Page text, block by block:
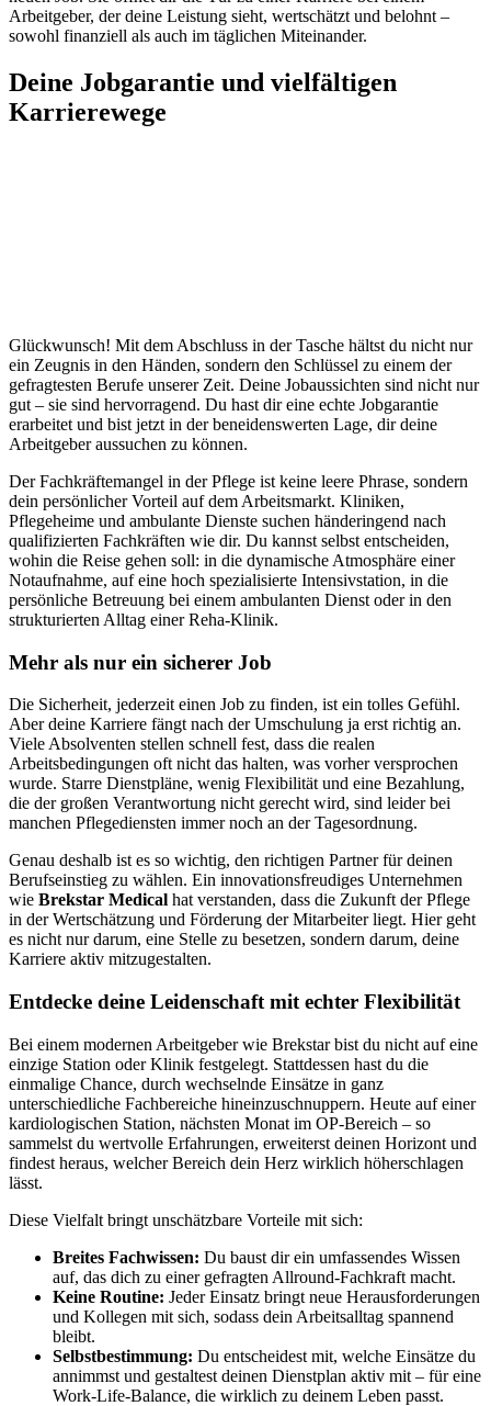
Arbeitgeber, der deine Leistung sieht, wertschätzt und belohnt –
sowohl finanziell als auch im täglichen Miteinander.
Deine Jobgarantie und vielfältigen
Karrierewege
Glückwunsch! Mit dem Abschluss in der Tasche hältst du nicht nur
ein Zeugnis in den Händen, sondern den Schlüssel zu einem der
gefragtesten Berufe unserer Zeit. Deine Jobaussichten sind nicht nur
gut – sie sind hervorragend. Du hast dir eine echte Jobgarantie
erarbeitet und bist jetzt in der beneidenswerten Lage, dir deine
Arbeitgeber aussuchen zu können.
Der Fachkräftemangel in der Pflege ist keine leere Phrase, sondern
dein persönlicher Vorteil auf dem Arbeitsmarkt. Kliniken,
Pflegeheime und ambulante Dienste suchen händeringend nach
qualifizierten Fachkräften wie dir. Du kannst selbst entscheiden,
wohin die Reise gehen soll: in die dynamische Atmosphäre einer
Notaufnahme, auf eine hoch spezialisierte Intensivstation, in die
persönliche Betreuung bei einem ambulanten Dienst oder in den
strukturierten Alltag einer Reha-Klinik.
Mehr als nur ein sicherer Job
Die Sicherheit, jederzeit einen Job zu finden, ist ein tolles Gefühl.
Aber deine Karriere fängt nach der Umschulung ja erst richtig an.
Viele Absolventen stellen schnell fest, dass die realen
Arbeitsbedingungen oft nicht das halten, was vorher versprochen
wurde. Starre Dienstpläne, wenig Flexibilität und eine Bezahlung,
die der großen Verantwortung nicht gerecht wird, sind leider bei
manchen Pflegediensten immer noch an der Tagesordnung.
Genau deshalb ist es so wichtig, den richtigen Partner für deinen
Berufseinstieg zu wählen. Ein innovationsfreudiges Unternehmen
wie Brekstar Medical hat verstanden, dass die Zukunft der Pflege
in der Wertschätzung und Förderung der Mitarbeiter liegt. Hier geht
es nicht nur darum, eine Stelle zu besetzen, sondern darum, deine
Karriere aktiv mitzugestalten.
Entdecke deine Leidenschaft mit echter Flexibilität
Bei einem modernen Arbeitgeber wie Brekstar bist du nicht auf eine
einzige Station oder Klinik festgelegt. Stattdessen hast du die
einmalige Chance, durch wechselnde Einsätze in ganz
unterschiedliche Fachbereiche hineinzuschnuppern. Heute auf einer
kardiologischen Station, nächsten Monat im OP-Bereich – so
sammelst du wertvolle Erfahrungen, erweiterst deinen Horizont und
findest heraus, welcher Bereich dein Herz wirklich höherschlagen
lässt.
Diese Vielfalt bringt unschätzbare Vorteile mit sich:
Breites Fachwissen: Du baust dir ein umfassendes Wissen
auf, das dich zu einer gefragten Allround-Fachkraft macht.
Keine Routine: Jeder Einsatz bringt neue Herausforderungen
und Kollegen mit sich, sodass dein Arbeitsalltag spannend
bleibt.
Selbstbestimmung: Du entscheidest mit, welche Einsätze du
annimmst und gestaltest deinen Dienstplan aktiv mit – für eine
Work-Life-Balance, die wirklich zu deinem Leben passt.